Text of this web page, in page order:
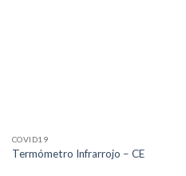
COVID19
Termómetro Infrarrojo – CE